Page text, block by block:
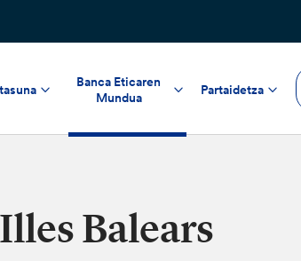
Banca Eticaren
Mundua
Partaidetza
Balears